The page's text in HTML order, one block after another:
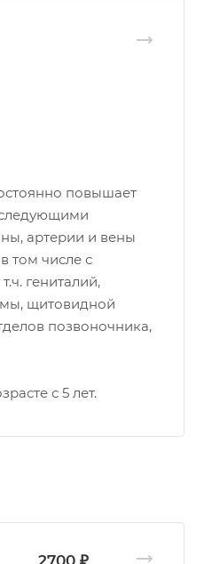
повышает
артерии и вены
том числе с
гениталий,
щитовидной
позвоночника,
с 5 лет.